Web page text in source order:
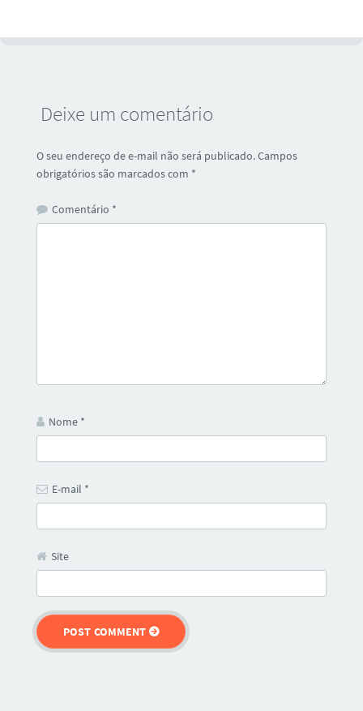
Deixe um comentário
O seu endereço de e-mail não será publicado.Campos
obrigatórios são marcados com *
Comentário *
Nome *
E-mail *
Site